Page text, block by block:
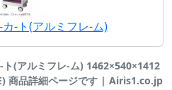
-ト(アルミフレ-ム)
(アルミフレ-ム) 1462×540×1412
商品詳細ページです | Airis1.co.jp